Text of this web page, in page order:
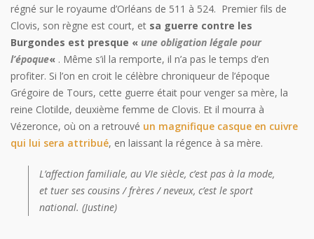
régné sur le royaume d’Orléans de 511 à 524. Premier fils de
Clovis, son règne est court, et sa guerre contre les
Burgondes est presque « une obligation légale pour
l’époque« . Même s’il la remporte, il n’a pas le temps d’en
profiter. Si l’on en croit le célèbre chroniqueur de l’époque
Grégoire de Tours, cette guerre était pour venger sa mère, la
reine Clotilde, deuxième femme de Clovis. Et il mourra à
Vézeronce, où on a retrouvé un magnifique casque en cuivre
qui lui sera attribué, en laissant la régence à sa mère.
L’affection familiale, au VIe siècle, c’est pas à la mode,
et tuer ses cousins / frères / neveux, c’est le sport
national. (Justine)